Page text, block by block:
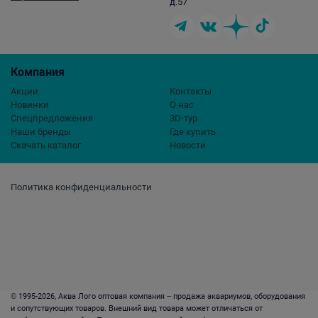
Политика конфиденциальности
Компания
Акции
Новинки
Спецпредложения
Наши бренды
Скачать каталог
Контакты
О нас
3D-тур
Где купить
Новости
© 1995-2026, Аква Лого оптовая компания – продажа аквариумов, оборудования
и сопутствующих товаров. Внешний вид товара может отличаться от